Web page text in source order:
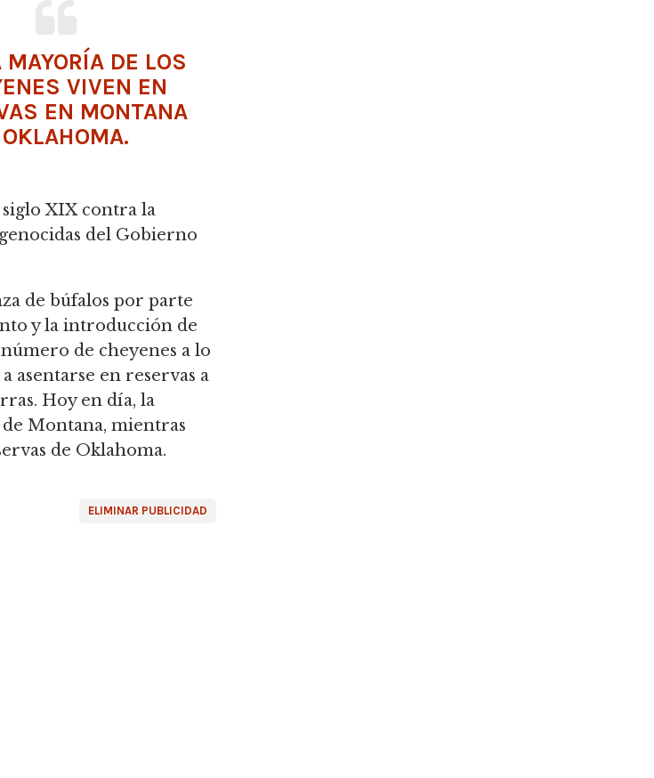
MAYORÍA DE LOS
VIVEN EN
EN MONTANA
XIX contra la
del Gobierno
de búfalos por parte
y la introducción de
de cheyenes a lo
asentarse en reservas a
Hoy en día, la
Montana, mientras
de Oklahoma.
ELIMINAR PUBLICIDAD